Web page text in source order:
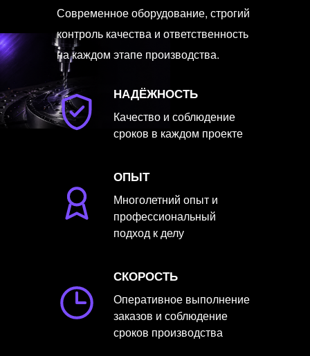
Современное оборудование, строгий
контроль качества и ответственность
на каждом этапе производства.
НАДЁЖНОСТЬ
Качество и соблюдение
сроков в каждом проекте
ОПЫТ
Многолетний опыт и
профессиональный
подход к делу
СКОРОСТЬ
Оперативное выполнение
заказов и соблюдение
сроков производства